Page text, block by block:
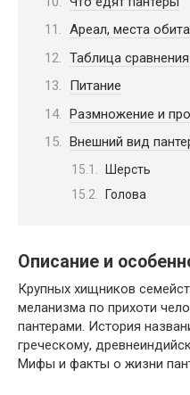
Ареал, места
Таблица
Питание
Размножение и
Внешний вид
Шерсть
Голова
Описание и
Крупных хищников
меланизма по прихоти
пантерами. История
греческому,
Мифы и факты о жизни